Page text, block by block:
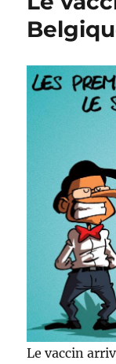
Le vaccin